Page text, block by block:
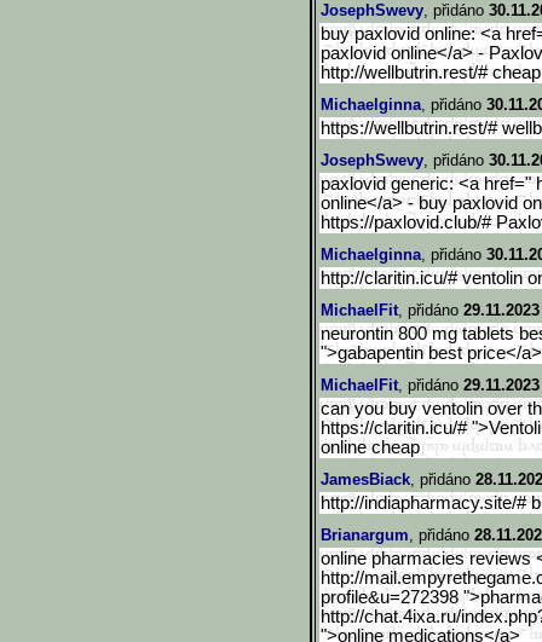
JosephSwevy, přidáno
buy paxlovid online: <a
paxlovid online</a> -
http://wellbutrin.rest/#
Michaelginna, přidáno
https://wellbutrin.rest/#
JosephSwevy, přidáno
paxlovid generic: <a href="
online</a> - buy paxlovid
https://paxlovid.club/#
Michaelginna, přidáno
http://claritin.icu/# ventolin
MichaelFit, přidáno
neurontin 800 mg tablets
">gabapentin best price</
MichaelFit, přidáno
can you buy ventolin over
https://claritin.icu/#
online cheap
JamesBiack, přidáno
http://indiapharmacy.site/#
Brianargum, přidáno
online pharmacies reviews
http://
profile&u=272398
http://chat.4ixa.ru/
">online medications</a>